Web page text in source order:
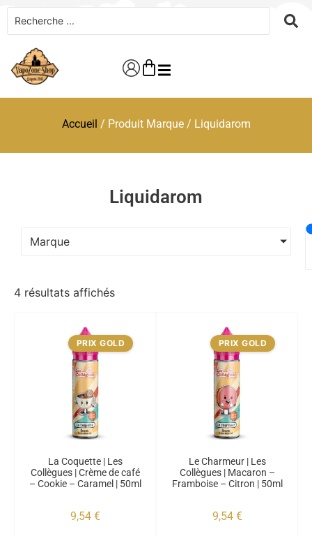
Accueil / Produit Marque / Liquidarom
Liquidarom
Marque
4 résultats affichés
PRIX GOLD
La Coquette | Les
Collègues | Crème de café
– Cookie – Caramel | 50ml
9,54 €
PRIX GOLD
Le Charmeur | Les
Collègues | Macaron –
Framboise – Citron | 50ml
9,54 €